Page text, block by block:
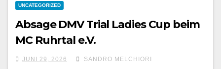
UNCATEGORIZED
Absage DMV Trial Ladies Cup beim
MC Ruhrtal e.V.
JUNI 29, 2026 SANDRO MELCHIORI